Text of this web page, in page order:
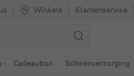
Winkels Klantenservice
Cadeaubon Schoenverzorging